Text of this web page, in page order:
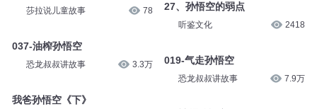
莎拉说儿童故事 78
037-油榨孙悟空
恐龙叔叔讲故事 3.3万
我爸孙悟空《下》
27、孙悟空的弱点
听鉴文化 2418
019-气走孙悟空
恐龙叔叔讲故事 7.9万